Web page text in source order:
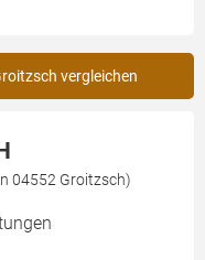
vergleichen
04552 Groitzsch)